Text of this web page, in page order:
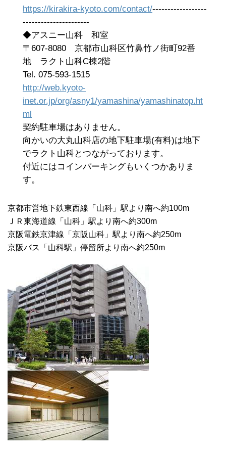
https://kirakira-kyoto.com/contact/------------------
----------------------
◆アスニー山科 和室
〒607-8080 京都市山科区竹鼻竹ノ街町92番
地 ラクト山科C棟2階
Tel. 075-593-1515
http://web.kyoto-
inet.or.jp/org/asny1/yamashina/yamashinatop.ht
ml
契約駐車場はありません。
向かいの大丸山科店の地下駐車場(有料)は地下
でラクト山科とつながっております。
付近にはコインパーキングもいくつかありま
す。
京都市営地下鉄東西線「山科」駅より南へ約100m
ＪＲ東海道線「山科」駅より南へ約300m
京阪電鉄京津線「京阪山科」駅より南へ約250m
京阪バス「山科駅」停留所より南へ約250m